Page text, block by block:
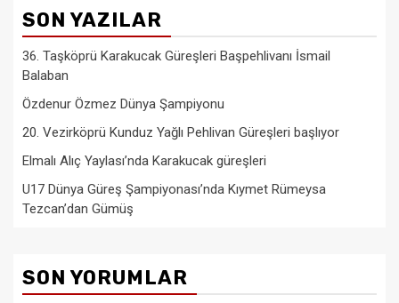
SON YAZILAR
36. Taşköprü Karakucak Güreşleri Başpehlivanı İsmail
Balaban
Özdenur Özmez Dünya Şampiyonu
20. Vezirköprü Kunduz Yağlı Pehlivan Güreşleri başlıyor
Elmalı Alıç Yaylası’nda Karakucak güreşleri
U17 Dünya Güreş Şampiyonası’nda Kıymet Rümeysa
Tezcan’dan Gümüş
SON YORUMLAR